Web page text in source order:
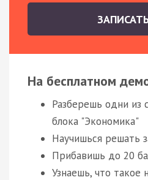
На бесплатном
Разберешь одни из
блока "Экономика"
Научишься решать
Прибавишь до 20
Узнаешь, что такое